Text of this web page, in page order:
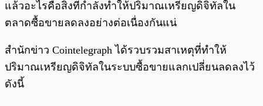
แล้วอะไรคือสิ่งที่กำลังทำให้ปริมาณเหรียญดิจิทัลใน
ตลาดซื้อขายลดลงอย่างต่อเนื่องกันแน่
สำนักข่าว Cointelegraph ได้รวบรวมสาเหตุที่ทำให้
ปริมาณเหรียญดิจิทัลในระบบซื้อขายแลกเปลี่ยนลดลงไว้
ดังนี้